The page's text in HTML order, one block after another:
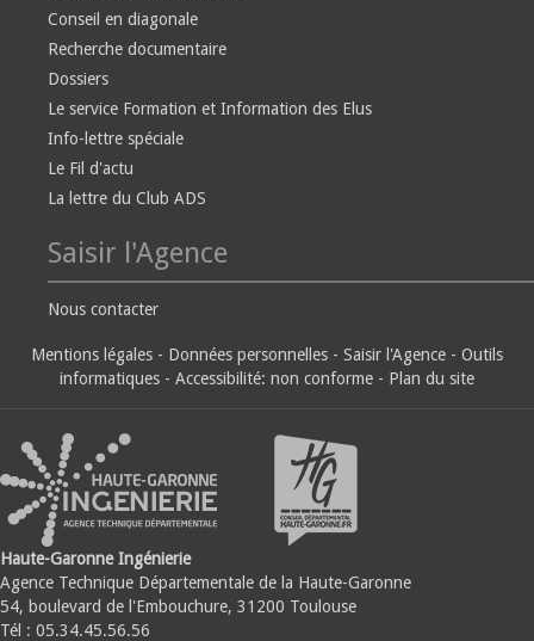
Conseil en diagonale
Recherche documentaire
Dossiers
Le service Formation et Information des Elus
Info-lettre spéciale
Le Fil d'actu
La lettre du Club ADS
Saisir l'Agence
Nous contacter
Mentions légales - Données personnelles - Saisir l'Agence - Outils
informatiques - Accessibilité: non conforme - Plan du site
Haute-Garonne Ingénierie
Agence Technique Départementale de la Haute-Garonne
54, boulevard de l'Embouchure, 31200 Toulouse
Tél : 05.34.45.56.56